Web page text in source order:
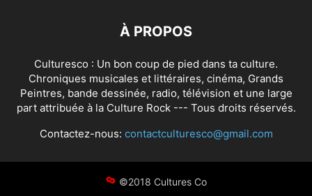
À PROPOS
Culturesco : Un bon coup de pied dans ta culture.
Chroniques musicales et littéraires, cinéma, Grands
Peintres, bande dessinée, radio, télévision et une large
part attribuée à la Culture Rock --- Tous droits réservés.
Contactez-nous: contactculturesco@gmail.com
©2018 Cultures Co